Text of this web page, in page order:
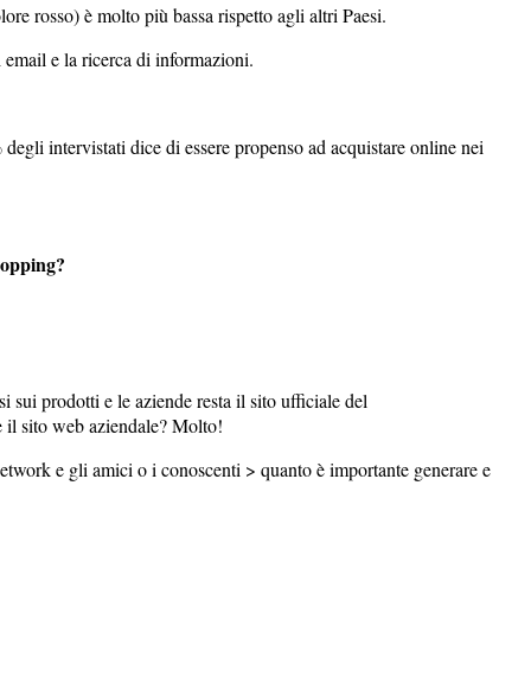
rosso) è molto più bassa rispetto agli altri Paesi.
e la ricerca di informazioni.
intervistati dice di essere propenso ad acquistare online nei
sui prodotti e le aziende resta il sito ufficiale del
il sito web aziendale? Molto!
e gli amici o i conoscenti > quanto è importante generare e